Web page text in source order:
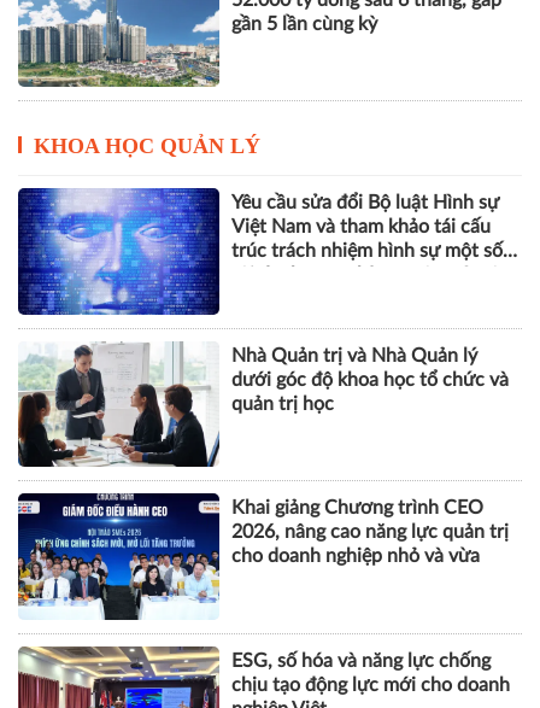
lãi lớn trở lại nhưng vẫn "gánh"
khối nợ hơn 164.000 tỷ đồng
Vinhomes báo lãi kỷ lục hơn
gần 5 lần cùng kỳ
KHOA HỌC QUẢN LÝ
Yêu cầu sửa đổi Bộ luật Hình sự
Việt Nam và tham khảo tái cấu
trúc trách nhiệm hình sự một số
Nhà Quản trị và Nhà Quản lý
dưới góc độ khoa học tổ chức và
quản trị học
Khai giảng Chương trình CEO
2026, nâng cao năng lực quản trị